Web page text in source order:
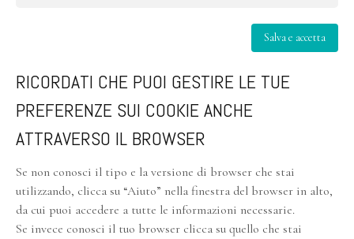
Salva e accetta
RICORDATI CHE PUOI GESTIRE LE TUE
PREFERENZE SUI COOKIE ANCHE
ATTRAVERSO IL BROWSER
Se non conosci il tipo e la versione di browser che stai
utilizzando, clicca su “Aiuto” nella finestra del browser in alto,
da cui puoi accedere a tutte le informazioni necessarie.
Se invece conosci il tuo browser clicca su quello che stai